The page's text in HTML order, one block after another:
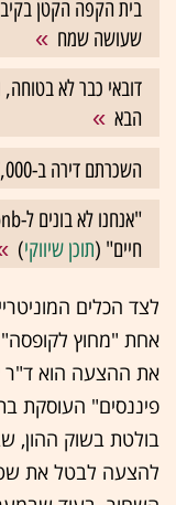
בית הקפה הקטן
שעושה שמח
דובאי כבר לא
הבא
השכרתם דירה ב-7,000 שקל בחודש. כמה מס תשלמו?
חיים" (תוכן שיווקי)
לצד הכלים
אחת "מחוץ לקופסה"
את ההצעה הוא ד"ר
פיננסים" העוסקת
בולטת בשוק ההון,